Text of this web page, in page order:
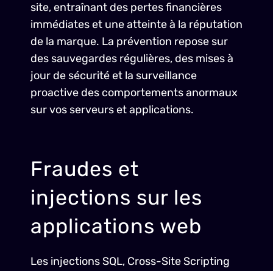
site, entraînant des pertes financières
immédiates et une atteinte à la réputation
de la marque. La prévention repose sur
des sauvegardes régulières, des mises à
jour de sécurité et la surveillance
proactive des comportements anormaux
sur vos serveurs et applications.
Fraudes et
injections sur les
applications web
Les injections SQL, Cross-Site Scripting